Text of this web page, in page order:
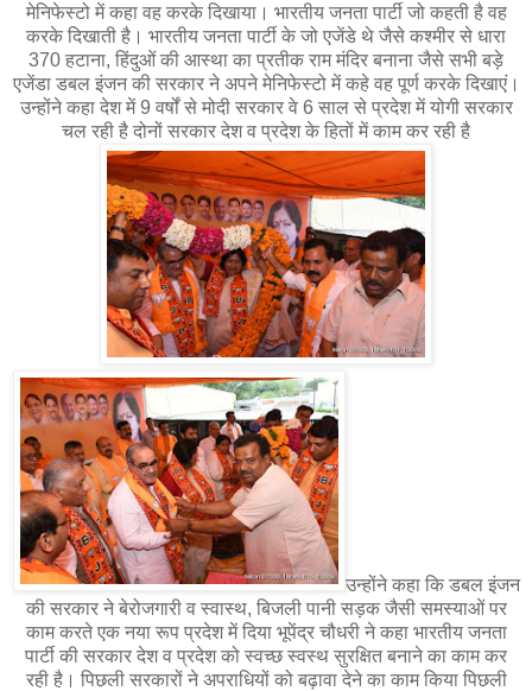
मेनिफेस्टो में कहा वह करके दिखाया। भारतीय जनता पार्टी जो कहती है वह
करके दिखाती है। भारतीय जनता पार्टी के जो एजेंडे थे जैसे कश्मीर से धारा
370 हटाना, हिंदुओं की आस्था का प्रतीक राम मंदिर बनाना जैसे सभी बड़े
एजेंडा डबल इंजन की सरकार ने अपने मेनिफेस्टो में कहे वह पूर्ण करके दिखाएं।
उन्होंने कहा देश में 9 वर्षों से मोदी सरकार वे 6 साल से प्रदेश में योगी सरकार
चल रही है दोनों सरकार देश व प्रदेश के हितों में काम कर रही है
उन्होंने कहा कि डबल इंजन
की सरकार ने बेरोजगारी व स्वास्थ, बिजली पानी सड़क जैसी समस्याओं पर
काम करते एक नया रूप प्रदेश में दिया भूपेंद्र चौधरी ने कहा भारतीय जनता
पार्टी की सरकार देश व प्रदेश को स्वच्छ स्वस्थ सुरक्षित बनाने का काम कर
रही है। पिछली सरकारों ने अपराधियों को बढ़ावा देने का काम किया पिछली